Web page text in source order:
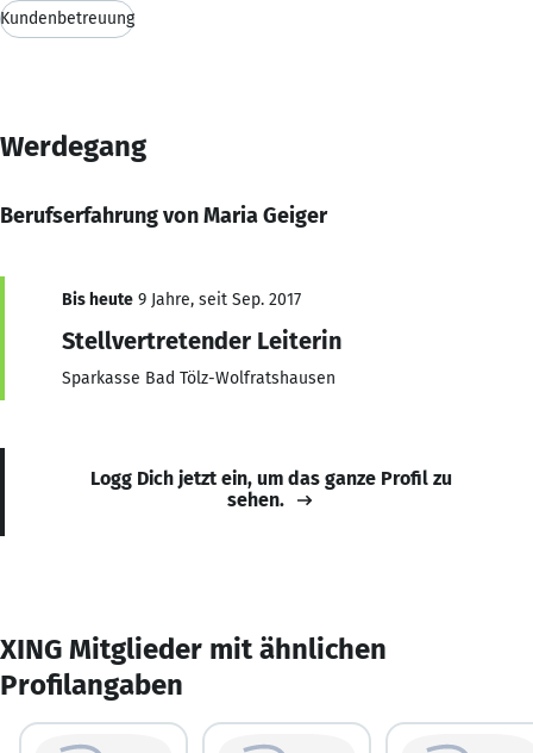
Kundenbetreuung
Werdegang
Berufserfahrung von Maria Geiger
Bis heute 9 Jahre, seit Sep. 2017
Stellvertretender Leiterin
Sparkasse Bad Tölz-Wolfratshausen
Logg Dich jetzt ein, um das ganze Profil zu
sehen.
XING Mitglieder mit ähnlichen
Profilangaben